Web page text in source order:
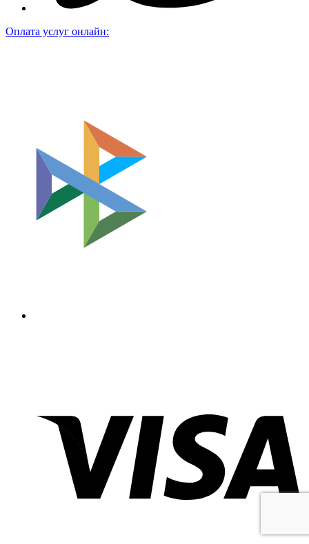
Оплата услуг онлайн: